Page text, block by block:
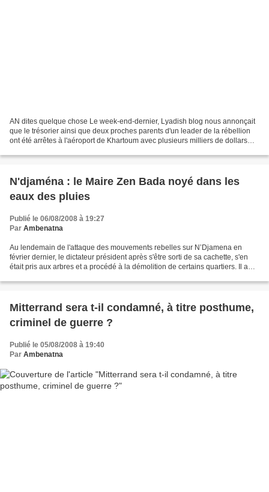
AN dites quelque chose Le week-end-dernier, Lyadish blog nous annonçait
que le trésorier ainsi que deux proches parents d'un leader de la rébellion
ont été arrêtes à l'aéroport de Khartoum avec plusieurs milliers de dollars
N'djaména : le Maire Zen Bada noyé dans les
eaux des pluies
Publié le 06/08/2008 à 19:27
Par Ambenatna
Au lendemain de l'attaque des mouvements rebelles sur N’Djamena en
février dernier, le dictateur président après s'être sorti de sa cachette, s'en
était pris aux arbres et a procédé à la démolition de certains quartiers. Il a
Mitterrand sera t-il condamné, à titre posthume,
criminel de guerre ?
Publié le 05/08/2008 à 19:40
Par Ambenatna